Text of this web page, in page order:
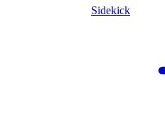
Sidekick